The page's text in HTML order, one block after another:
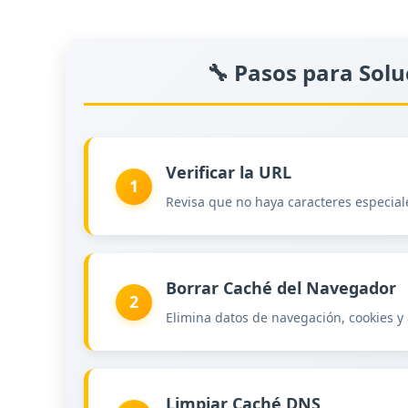
🔧 Pasos para
1
Verificar la URL
Revisa que no haya caracteres
2
Borrar Caché del Navegador
Elimina datos de navegación, cookies
Limpiar Caché DNS